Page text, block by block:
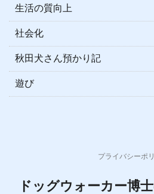
生活の質向上
社会化
秋田犬さん預かり記
遊び
プライバシーポ
ドッグウォーカー博